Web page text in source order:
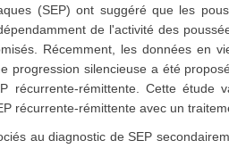
(SEP) ont suggéré que les
de l'activité des
Récemment, les données en
silencieuse a été
récurrente-rémittente. Cette étude
récurrente-rémittente avec un
au diagnostic de SEP